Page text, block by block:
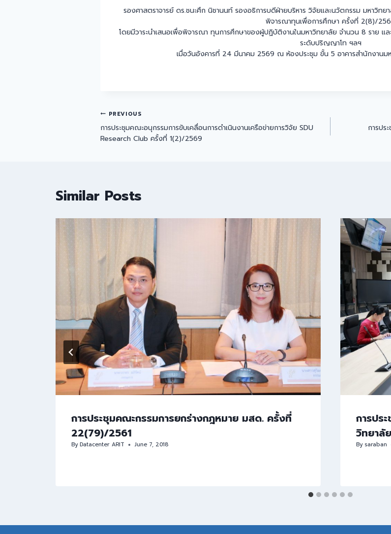
รองศาสตราจารย์ ดร.ชนะศึก นิชานนท์ รองอธิการบดีฝ่ายบริหาร วิจัยและนวัตกรรม มหาวิทย
พิจารณาทุนเพื่อการศึกษา ครั้งที่ 2(8)/
โดยมีวาระนำเสนอเพื่อพิจารณา ทุนการศึกษาของผู้ปฏิบัติงานในมหาวิทยาลัย จำนวน 8 ราย แ
ระดับปริญญาโท ฯลฯ
เมื่อวันอังคารที่ 24 มีนาคม 2569 ณ ห้องประชุม ขั้น 5 อาคารสำนักงาน
Post
navigation
PREVIOUS
การประชุมคณะอนุกรรมการขับเคลื่อนการดำเนินงานเครือข่ายการวิจัย SDU
Research Club ครั้งที่ 1(2)/2569
การป
Similar Posts
การประชุมคณะกรรมการยกร่างกฎหมาย มสด. ครั้งที่
22(79)/2561
ByDatacenter ARIT June 7, 2018
การปร
วิทยา
By saraban